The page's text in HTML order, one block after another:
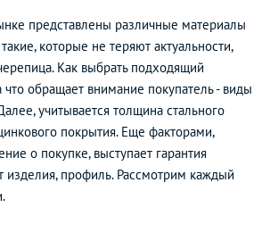
представлены различные материалы
которые не теряют актуальности,
Как выбрать подходящий
что обращает внимание покупатель - виды
учитывается толщина стального
покрытия. Еще факторами,
о покупке, выступает гарантия
изделия, профиль. Рассмотрим каждый